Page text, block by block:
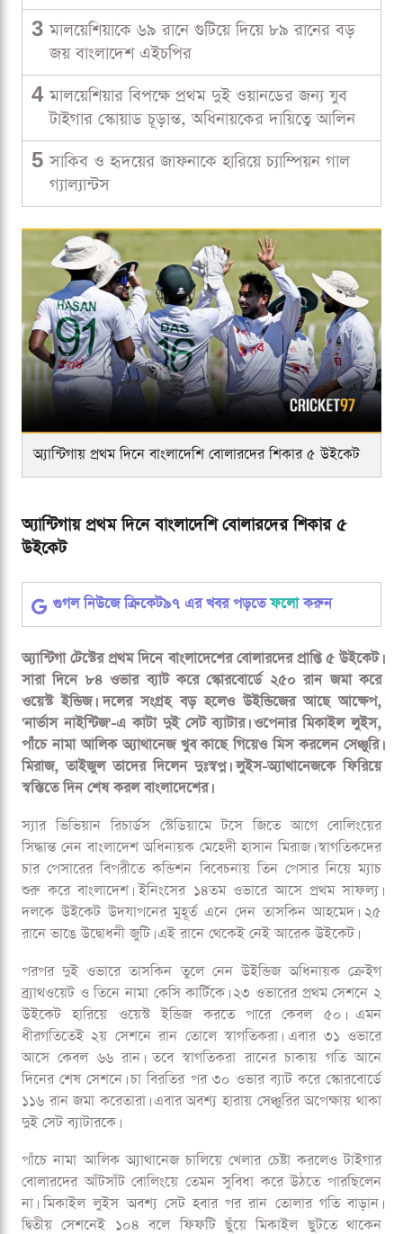
3 মালয়েশিয়াকে ৬৯ রানে গুটিয়ে দিয়ে ৮৯ রানের বড়
জয় বাংলাদেশ এইচপির
4 মালয়েশিয়ার বিপক্ষে প্রথম দুই ওয়ানডের জন্য যুব
টাইগার স্কোয়াড চূড়ান্ত, অধিনায়কের দায়িত্বে আলিন
5 সাকিব ও হৃদয়ের জাফনাকে হারিয়ে চ্যাম্পিয়ন গাল
গ্যাল্যান্টস
অ্যান্টিগায় প্রথম দিনে বাংলাদেশি বোলারদের শিকার ৫ উইকেট
অ্যান্টিগায় প্রথম দিনে বাংলাদেশি বোলারদের শিকার ৫
উইকেট
গুগল নিউজে ক্রিকেট৯৭ এর খবর পড়তেফলোকরুন
অ্যান্টিগা টেস্টের প্রথম দিনে বাংলাদেশের বোলারদের প্রাপ্তি ৫ উইকেট।
সারা দিনে ৮৪ ওভার ব্যাট করে স্কোরবোর্ডে ২৫০ রান জমা করে
ওয়েস্ট ইন্ডিজ। দলের সংগ্রহ বড় হলেও উইন্ডিজের আছে আক্ষেপ,
'নার্ভাস নাইন্টিজ'-এ কাটা দুই সেট ব্যাটার। ওপেনার মিকাইল লুইস,
পাঁচে নামা আলিক অ্যাথানেজ খুব কাছে গিয়েও মিস করলেন সেঞ্চুরি।
মিরাজ, তাইজুল তাদের দিলেন দুঃস্বপ্ন। লুইস-অ্যাথানেজকে ফিরিয়ে
স্বস্তিতে দিন শেষ করল বাংলাদেশের।
স্যার ভিভিয়ান রিচার্ডস স্টেডিয়ামে টসে জিতে আগে বোলিংয়ের
সিদ্ধান্ত নেন বাংলাদেশ অধিনায়ক মেহেদী হাসান মিরাজ। স্বাগতিকদের
চার পেসারের বিপরীতে কন্ডিশন বিবেচনায় তিন পেসার নিয়ে ম্যাচ
শুরু করে বাংলাদেশ। ইনিংসের ১৪তম ওভারে আসে প্রথম সাফল্য।
দলকে উইকেট উদযাপনের মুহূর্ত এনে দেন তাসকিন আহমেদ। ২৫
রানে ভাঙে উদ্বোধনী জুটি। এই রানে থেকেই নেই আরেক উইকেট।
পরপর দুই ওভারে তাসকিন তুলে নেন উইন্ডিজ অধিনায়ক ক্রেইগ
ব্র্যাথওয়েট ও তিনে নামা কেসি কার্টিকে। ২৩ ওভারের প্রথম সেশনে ২
উইকেট হারিয়ে ওয়েস্ট ইন্ডিজ করতে পারে কেবল ৫০। এমন
ধীরগতিতেই ২য় সেশনে রান তোলে স্বাগতিকরা। এবার ৩১ ওভারে
আসে কেবল ৬৬ রান। তবে স্বাগতিকরা রানের চাকায় গতি আনে
দিনের শেষ সেশনে। চা বিরতির পর ৩০ ওভার ব্যাট করে স্কোরবোর্ডে
১১৬ রান জমা করেতারা। এবার অবশ্য হারায় সেঞ্চুরির অপেক্ষায় থাকা
দুই সেট ব্যাটারকে।
পাঁচে নামা আলিক অ্যাথানেজ চালিয়ে খেলার চেষ্টা করলেও টাইগার
বোলারদের আঁটসাঁট বোলিংয়ে তেমন সুবিধা করে উঠতে পারছিলেন
না। মিকাইল লুইস অবশ্য সেট হবার পর রান তোলার গতি বাড়ান।
দ্বিতীয় সেশনেই ১০৪ বলে ফিফটি ছুঁয়ে মিকাইল ছুটতে থাকেন